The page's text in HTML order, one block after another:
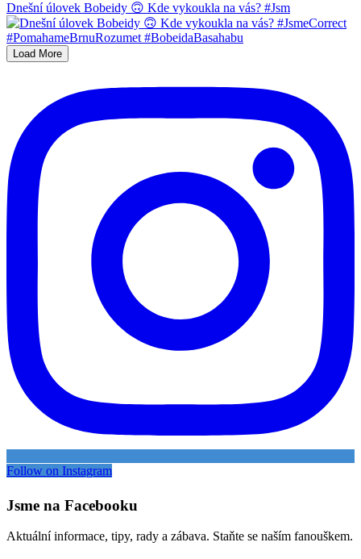
Dnešní úlovek Bobeidy 🙃 Kde vykoukla na vás? #Jsm
Load More
Follow on Instagram
Jsme na Facebooku
Aktuální informace, tipy, rady a zábava. Staňte se naším fanouškem.